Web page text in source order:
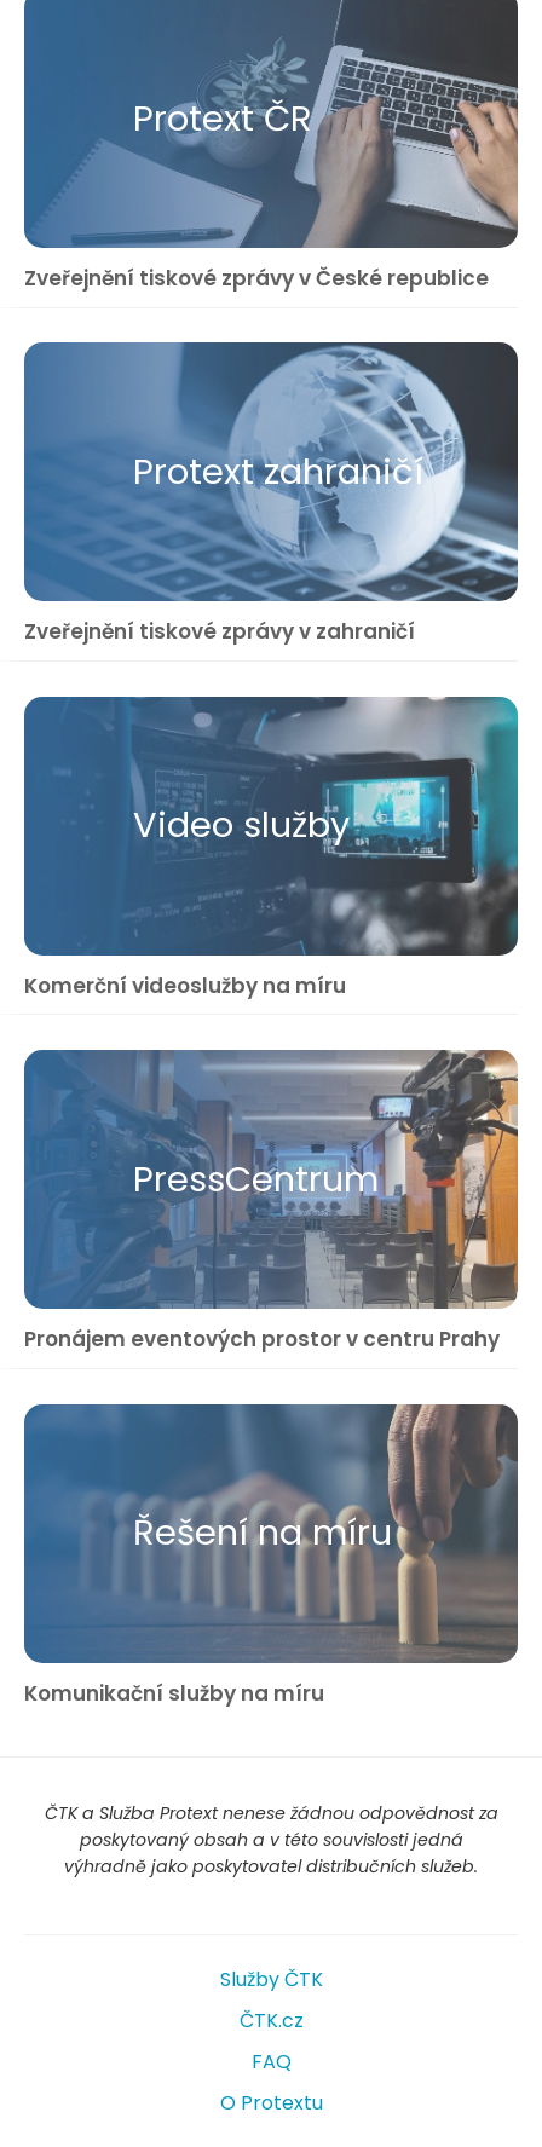
Protext ČR
Zveřejnění tiskové zprávy v České republice
Protext zahraničí
Zveřejnění tiskové zprávy v zahraničí
Video služby
Komerční videoslužby na míru
Press​Centrum
Pronájem eventových prostor v centru Prahy
Řešení na míru
Komunikační služby na míru
ČTK a Služba Protext nenese žádnou odpovědnost za
poskytovaný obsah a v této souvislosti jedná
výhradně jako poskytovatel distribučních služeb.
Služby ČTK
ČTK.cz
FAQ
O Protextu